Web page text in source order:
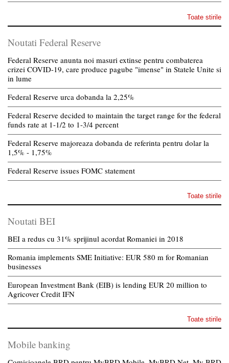
Toate stirile
Noutati Federal Reserve
Federal Reserve anunta noi masuri extinse pentru combaterea
crizei COVID-19, care produce pagube "imense" in Statele Unite si
in lume
Federal Reserve urca dobanda la 2,25%
Federal Reserve decided to maintain the target range for the federal
funds rate at 1-1/2 to 1-3/4 percent
Federal Reserve majoreaza dobanda de referinta pentru dolar la
1,5% - 1,75%
Federal Reserve issues FOMC statement
Toate stirile
Noutati BEI
BEI a redus cu 31% sprijinul acordat Romaniei in 2018
Romania implements SME Initiative: EUR 580 m for Romanian
businesses
European Investment Bank (EIB) is lending EUR 20 million to
Agricover Credit IFN
Toate stirile
Mobile banking